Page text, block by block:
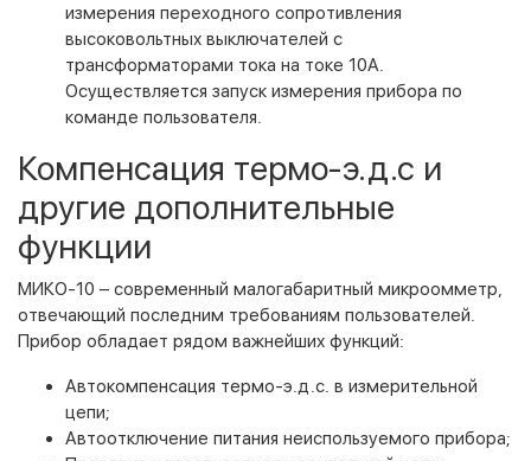
измерения переходного сопротивления
высоковольтных выключателей с
трансформаторами тока на токе 10А.
Осуществляется запуск измерения прибора по
команде пользователя.
Компенсация термо-э.д.с и
другие дополнительные
функции
МИКО-10 – современный малогабаритный микроомметр,
отвечающий последним требованиям пользователей.
Прибор обладает рядом важнейших функций:
Автокомпенсация термо-э.д.с. в измерительной
цепи;
Автоотключение питания неиспользуемого прибора;